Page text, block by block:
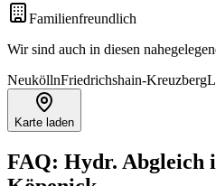
Familienfreundlich
Wir sind auch in diesen
NeuköllnFriedrichshain-Kreuzberg
Karte laden
FAQ: Hydr. Abgleich